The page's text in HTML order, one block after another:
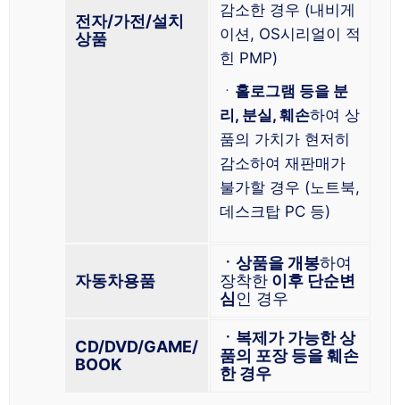
전자/가전/설치
상품
감소한 경우 (내비게
이션, OS시리얼이 적
힌 PMP)
ㆍ 홀로그램 등을 분
리, 분실, 훼손하여 상
품의 가치가 현저히
감소하여 재판매가
불가할 경우 (노트북,
데스크탑 PC 등)
자동차용품
ㆍ상품을 개봉하여
장착한 이후 단순변
심인 경우
CD/DVD/GAME/
BOOK
ㆍ복제가 가능한 상
품의 포장 등을 훼손
한 경우